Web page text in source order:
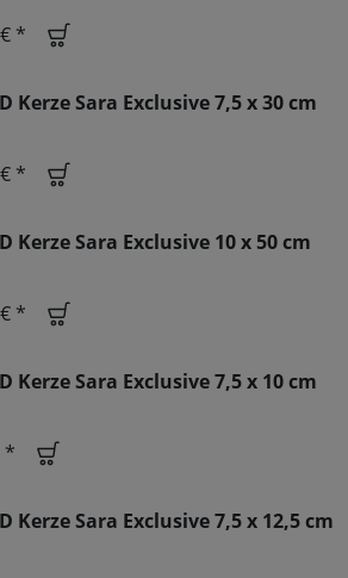
*
Kerze Sara Exclusive 7,5 x 30 cm
*
Kerze Sara Exclusive 10 x 50 cm
*
Kerze Sara Exclusive 7,5 x 10 cm
*
Kerze Sara Exclusive 7,5 x 12,5 cm